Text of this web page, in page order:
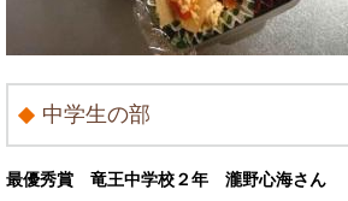
中学生の部
最優秀賞 竜王中学校２年 瀧野心海さん